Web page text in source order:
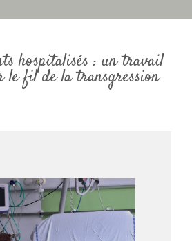
hospitalisés : un travail
le fil de la transgression